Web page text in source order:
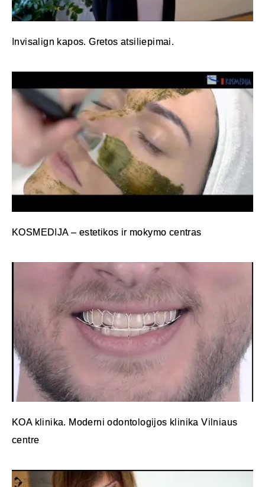
Invisalign kapos. Gretos atsiliepimai.
KOSMEDIJA – estetikos ir mokymo centras
KOA klinika. Moderni odontologijos klinika Vilniaus
centre